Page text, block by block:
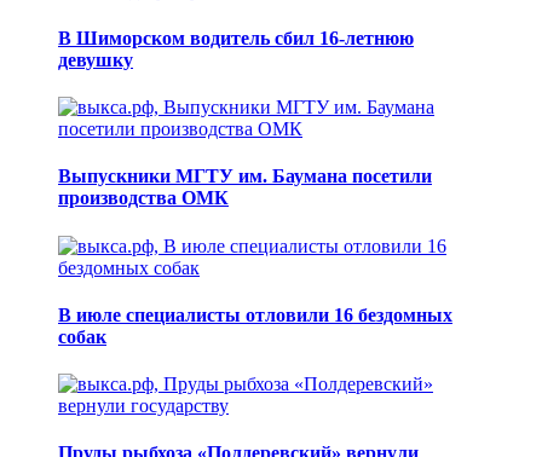
В Шиморском водитель сбил 16-летнюю
девушку
Выпускники МГТУ им. Баумана посетили
производства ОМК
В июле специалисты отловили 16 бездомных
собак